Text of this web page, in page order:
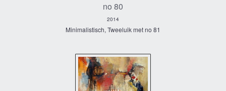
no 80
2014
Minimalistisch, Tweeluik met no 81